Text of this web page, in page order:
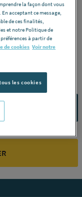
- Type 11
600 -Largeur
la façon dont vous
acceptant ce message,
de ces finalités,
et notre Politique de
à partir de
de cookies Voir notre
les cookies